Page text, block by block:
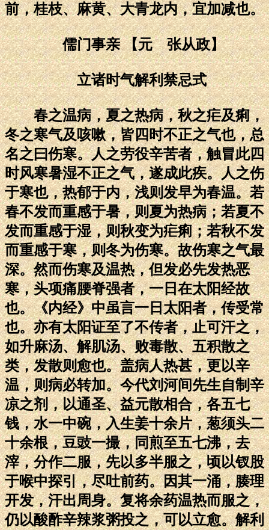
前，桂枝、麻黄、大青龙内，宜加减也。
儒门事亲 【元 张从政】
立诸时气解利禁忌式
春之温病，夏之热病，秋之疟及痢，
冬之寒气及咳嗽，皆四时不正之气也，总
名之曰伤寒。人之劳役辛苦者，触冒此四
时风寒暑湿不正之气，遂成此疾。人之伤
于寒也，热郁于内，浅则发早为春温。若
春不发而重感于暑，则夏为热病；若夏不
发而重感于湿，则秋变为疟痢；若秋不发
而重感于寒，则冬为伤寒。故伤寒之气最
深。然而伤寒及温热，但发必先发热恶
寒，头项痛腰脊强者，一日在太阳经故
也。《内经》中虽言一日太阳者，传受常
也。亦有太阳证至了不传者，止可汗之，
如升麻汤、解肌汤、败毒散、五积散之
类，发散则愈也。盖病人热甚，更以辛
温，则病必转加。今代刘河间先生自制辛
凉之剂，以通圣、益元散相合，各五七
钱，水一中碗，入生姜十余片，葱须头二
十余根，豆豉一撮，同煎至五七沸，去
滓，分作二服，先以多半服之，顷以钗股
于喉中探引，尽吐前药。因其一涌，腠理
开发，汗出周身。复将余药温热而服之，
仍以酸酢辛辣浆粥投之，可以立愈。解利